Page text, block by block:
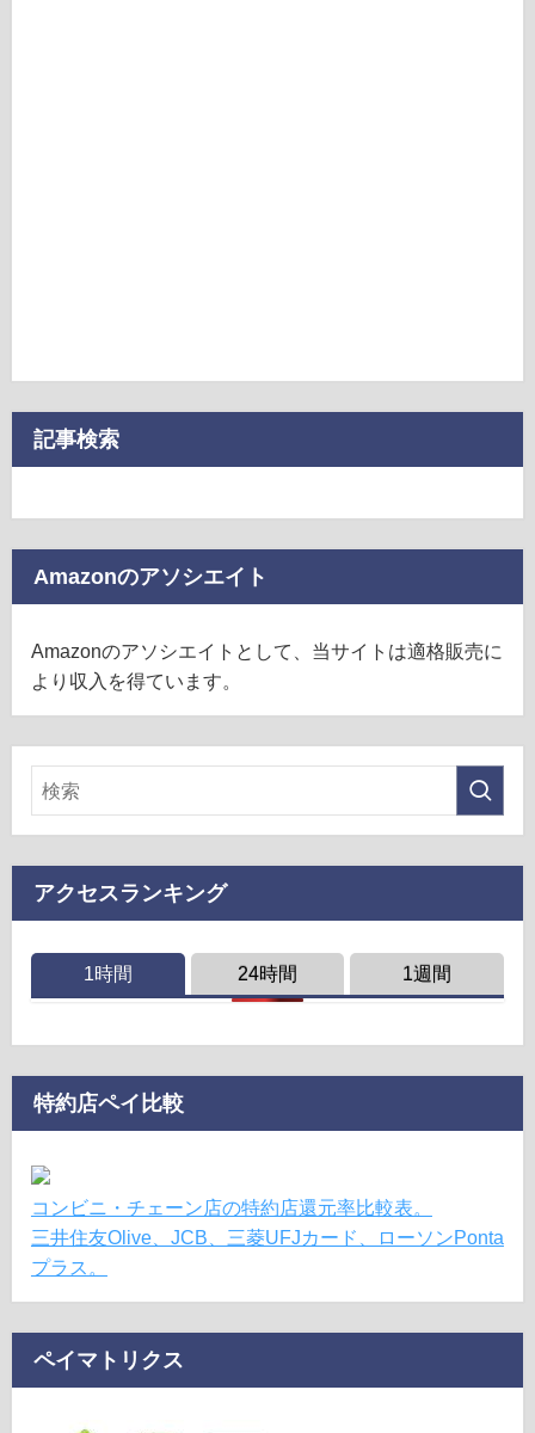
記事検索
Amazonのアソシエイト
Amazonのアソシエイトとして、当サイトは適格販売に
より収入を得ています。
アクセスランキング
1時間 24時間 1週間
特約店ペイ比較
コンビニ・チェーン店の特約店還元率比較表。
三井住友Olive、JCB、三菱UFJカード、ローソンPonta
プラス。
ペイマトリクス